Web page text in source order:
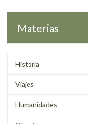
Materias
Historia
Viajes
Humanidades